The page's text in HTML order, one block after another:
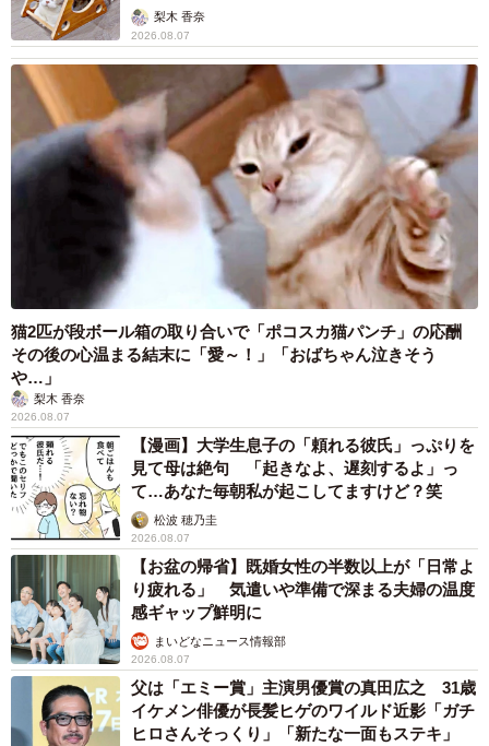
梨木 香奈
2026.08.07
猫2匹が段ボール箱の取り合いで「ポコスカ猫パンチ」の応酬
その後の心温まる結末に「愛～！」「おばちゃん泣きそう
や…」
梨木 香奈
2026.08.07
【漫画】大学生息子の「頼れる彼氏」っぷりを
見て母は絶句 「起きなよ、遅刻するよ」っ
て…あなた毎朝私が起こしてますけど？笑
松波 穂乃圭
2026.08.07
【お盆の帰省】既婚女性の半数以上が「日常よ
り疲れる」 気遣いや準備で深まる夫婦の温度
感ギャップ鮮明に
まいどなニュース情報部
2026.08.07
父は「エミー賞」主演男優賞の真田広之 31歳
イケメン俳優が長髪ヒゲのワイルド近影「ガチ
ヒロさんそっくり」「新たな一面もステキ」